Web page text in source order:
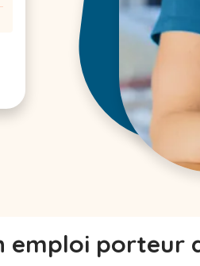
emploi porteur